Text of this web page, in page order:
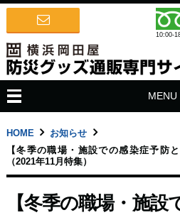
10:00-
MENU
HOME
お知らせ
【冬季の職場・施設での感染症予防
（2021年11月特集）
【冬季の職場・施設